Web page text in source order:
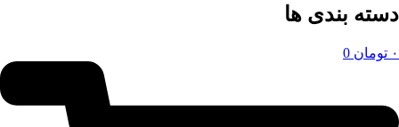
دسته بندی ها
۰ تومان 0